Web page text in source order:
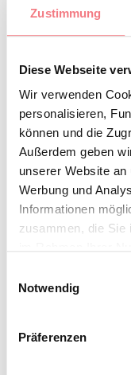
Zustimmung
Diese Webseite
Wir verwenden
personalisieren,
können und die
Außerdem geben
unserer Website
Werbung und
Informationen
zusammen, die Sie
Notwendig
Präferenzen
Dolomiten!
Reiserouten,